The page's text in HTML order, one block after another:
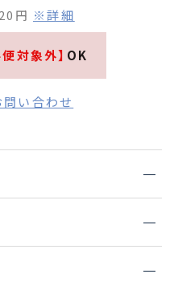
円 ※詳細
対象外】 OK
い合わせ